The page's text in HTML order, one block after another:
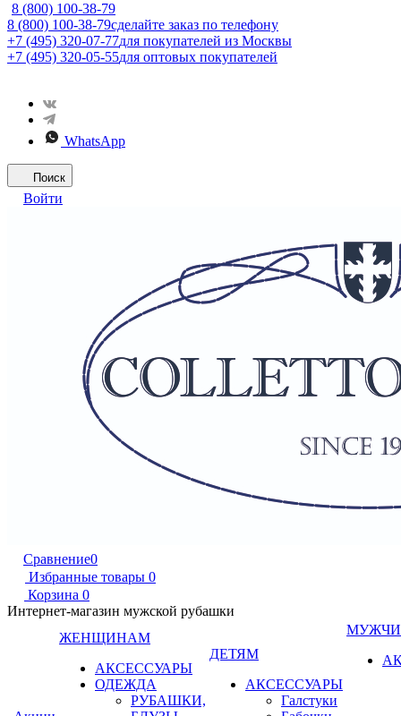
8 (800) 100-38-79
8 (800) 100-38-79сделайте заказ по телефону
+7 (495) 320-07-77для покупателей из Москвы
+7 (495) 320-05-55для оптовых покупателей
WhatsApp
Поиск
Войти
Сравнение0
Избранные товары 0
Корзина 0
Интернет-магазин мужской рубашки
ЖЕНЩИНАМ
АКСЕССУАРЫ
ОДЕЖДА
РУБАШКИ,
ДЕТЯМ
АКСЕССУАРЫ
Галстуки